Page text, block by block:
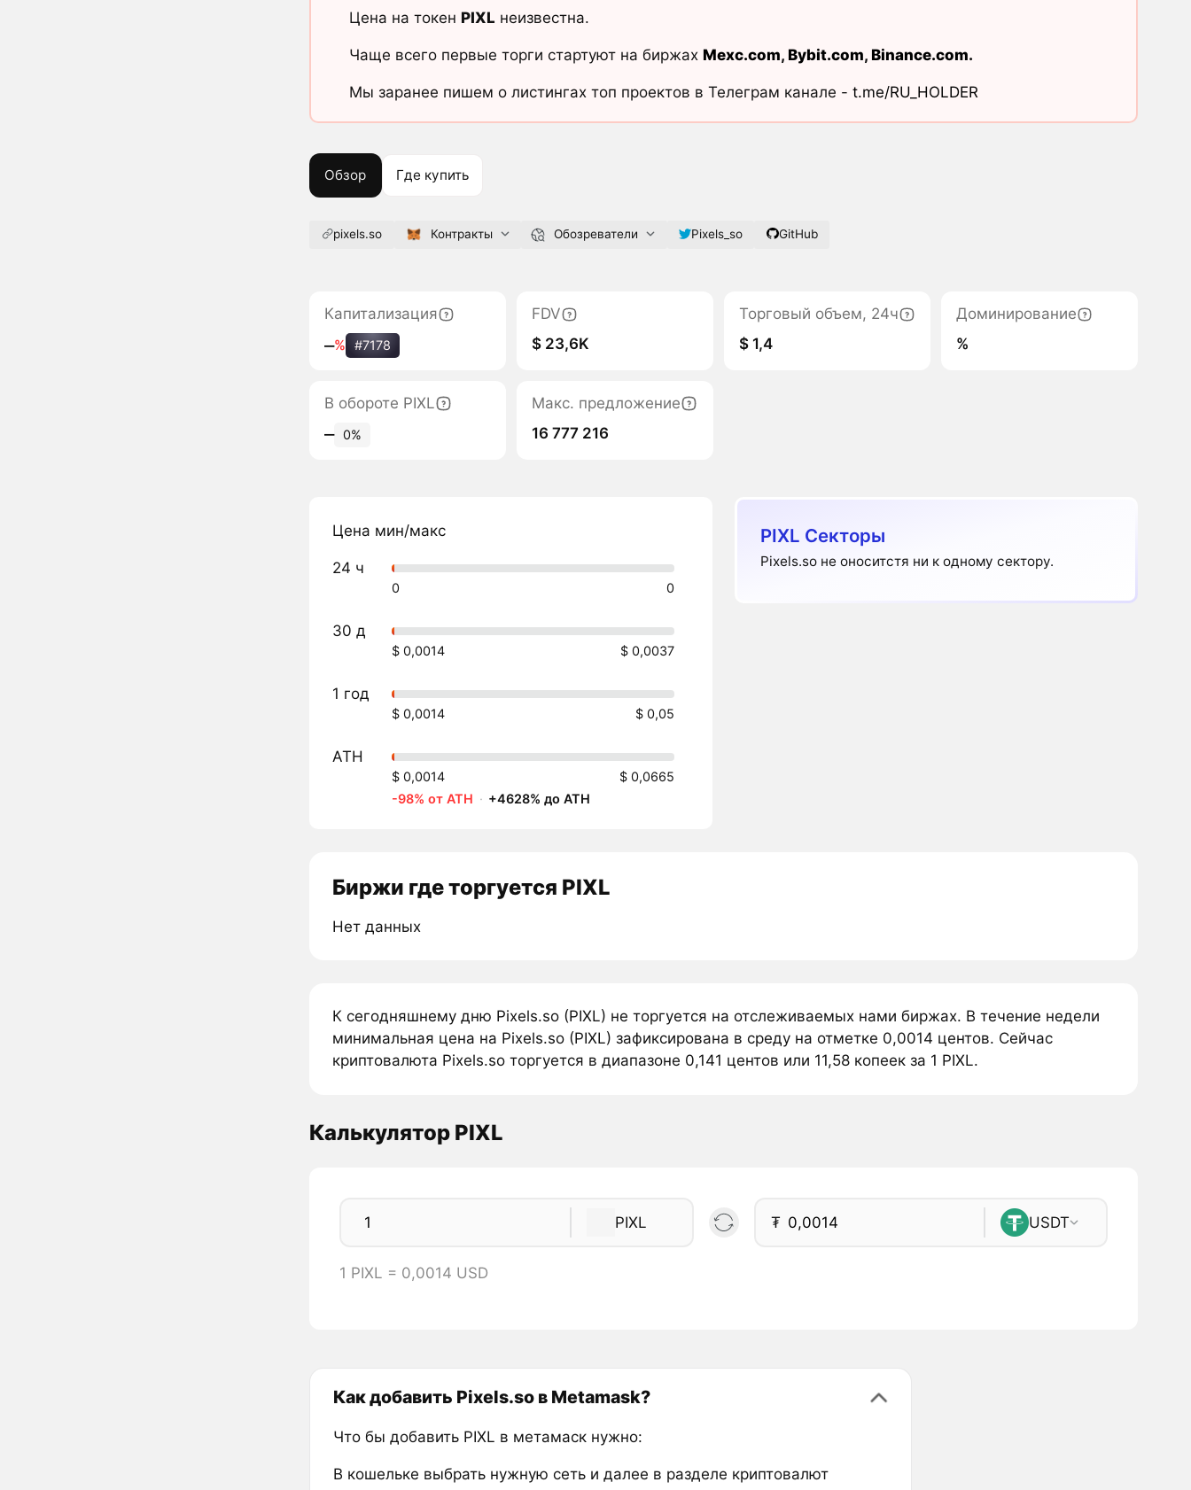
Цена на токен PIXL неизвестна.
Чаще всего первые торги стартуют на биржах Mexc.com, Bybit.com, Binance.com.
Мы заранее пишем о листингах топ проектов в Телеграм канале - t.me/RU_HOLDER
Обзор Где купить
pixels.so Контракты Обозреватели Pixels_so GitHub
Капитализация
‒% #7178
FDV
$ 23,6K
Торговый объем, 24ч
$ 1,4
Доминирование
%
В обороте PIXL
‒ 0%
Макс. предложение
16 777 216
Цена мин/макс
24 ч
0 0
30 д
$ 0,0014 $ 0,0037
1 год
$ 0,0014 $ 0,05
ATH
$ 0,0014
$ 0,0665
-98% от ATH · +4628% до ATH
PIXL Секторы
Pixels.so не оноситстя ни к одному сектору.
Биржи где торгуется PIXL
Нет данных
К сегодняшнему дню Pixels.so (PIXL) не торгуется на отслеживаемых нами биржах. В течение недели
минимальная цена на Pixels.so (PIXL) зафиксирована в среду на отметке 0,0014 центов. Сейчас
криптовалюта Pixels.so торгуется в диапазоне 0,141 центов или 11,58 копеек за 1 PIXL.
Калькулятор PIXL
PIXL ₮ USDT
1 PIXL = 0,0014 USD
Как добавить Pixels.so в Metamask?
Что бы добавить PIXL в метамаск нужно:
В кошельке выбрать нужную сеть и далее в разделе криптовалют